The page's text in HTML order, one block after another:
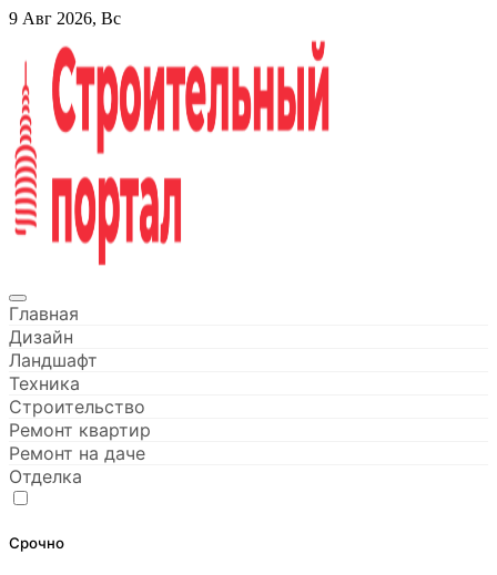
Перейти
содержанию
9 Авг 2026, Вс
Строительный портал
Главная
Дизайн
Ландшафт
Техника
Строительство
Ремонт квартир
Ремонт на даче
Отделка
Срочно